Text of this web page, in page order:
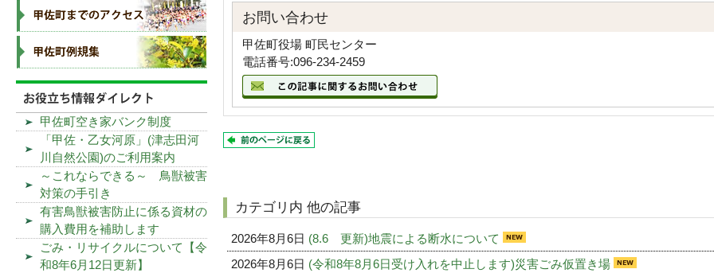
お問い合わせ
甲佐町役場 町民センター
電話番号:096-234-2459
カテゴリ内 他の記事
2026年8月6日 (8.6 更新)地震による断水について
2026年8月6日 (令和8年8月6日受け入れを中止します)災害ごみ仮置き場
甲佐町空き家バンク制度
「甲佐・乙女河原」(津志田河
川自然公園)のご利用案内
～これならできる～ 鳥獣被害
対策の手引き
有害鳥獣被害防止に係る資材の
購入費用を補助します
ごみ・リサイクルについて【令
和8年6月12日更新】